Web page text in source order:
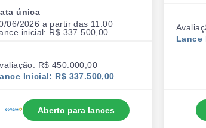
única
06/2026 a partir das 11:00
inicial: R$ 337.500,00
R$ 450.000,00
Inicial: R$ 337.500,00
Aberto para lances
Lance